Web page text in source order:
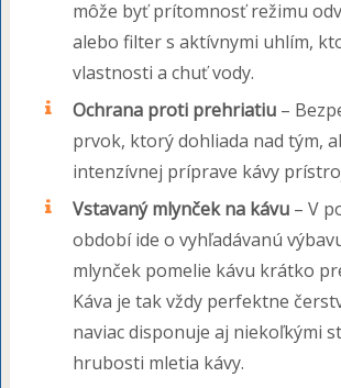
môže byť prítomnosť režimu
alebo filter s aktívnymi uhlím,
vlastnosti a chuť vody.
Ochrana proti prehriatiu–
prvok, ktorý dohliada nad tým,
intenzívnej príprave kávy
Vstavaný mlynček na kávu– V
období ide o vyhľadávanú
mlynček pomelie kávu krátko
Káva je tak vždy perfektne
naviac disponuje aj niekoľkými
hrubosti mletia kávy.